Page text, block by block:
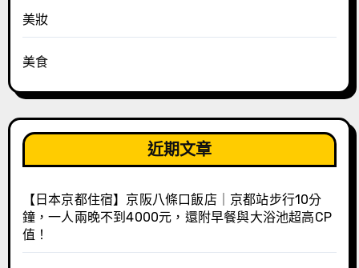
美妝
美食
近期文章
【日本京都住宿】京阪八條口飯店｜京都站步行10分
鐘，一人兩晚不到4000元，還附早餐與大浴池超高CP
值！